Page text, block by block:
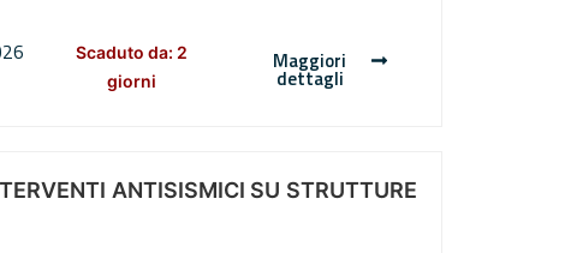
Scaduto da: 2
giorni
Maggiori
dettagli
ANTISISMICI SU STRUTTURE